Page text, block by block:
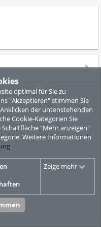
optimal für Sie zu
"Akzeptieren" stimmen Sie
der untenstehenden
Cookie-Kategorien Sie
"Mehr anzeigen"
Weitere Informationen
.
Zeige mehr
Impressum